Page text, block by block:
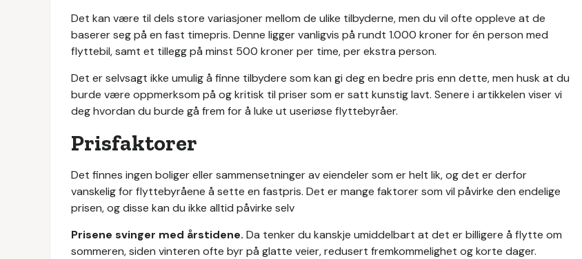
Det kan være til dels store variasjoner mellom de ulike tilbyderne, men du vil ofte oppleve at de
baserer seg på en fast timepris. Denne ligger vanligvis på rundt 1.000 kroner for én person med
flyttebil, samt et tillegg på minst 500 kroner per time, per ekstra person.
Det er selvsagt ikke umulig å finne tilbydere som kan gi deg en bedre pris enn dette, men husk at du
burde være oppmerksom på og kritisk til priser som er satt kunstig lavt. Senere i artikkelen viser vi
deg hvordan du burde gå frem for å luke ut useriøse flyttebyråer.
Prisfaktorer
Det finnes ingen boliger eller sammensetninger av eiendeler som er helt lik, og det er derfor
vanskelig for flyttebyråene å sette en fastpris. Det er mange faktorer som vil påvirke den endelige
prisen, og disse kan du ikke alltid påvirke selv
Prisene svinger med årstidene. Da tenker du kanskje umiddelbart at det er billigere å flytte om
sommeren, siden vinteren ofte byr på glatte veier, redusert fremkommelighet og korte dager.